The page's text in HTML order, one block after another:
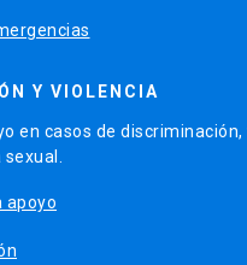
Y VIOLENCIA
en casos de discriminación,
sexual.
apoyo